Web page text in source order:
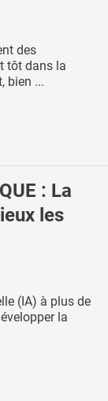
des
tôt dans la
bien ...
: La
les
(IA) à plus de
la